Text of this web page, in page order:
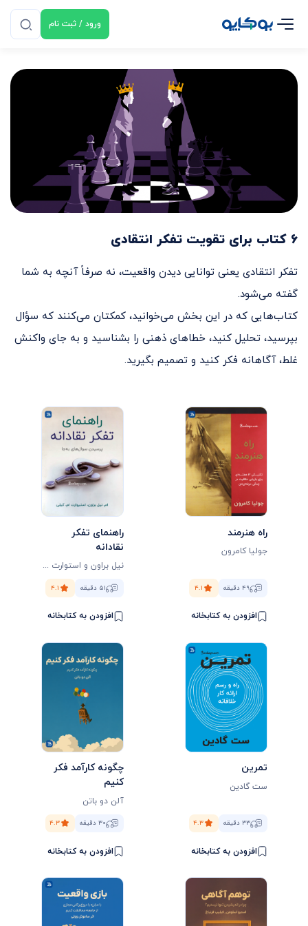
ورود / ثبت نام
۶ کتاب برای تقویت تفکر انتقادی
تفکر انتقادی یعنی توانایی دیدن واقعیت، نه صرفاً آنچه به شما
گفته می‌شود.
کتاب‌هایی که در این بخش می‌خوانید، کمکتان می‌کنند که سؤال
بپرسید، تحلیل کنید، خطاهای ذهنی را بشناسید و به جای واکنش
غلط، آگاهانه فکر کنید و تصمیم بگیرید.
راه هنرمند
جولیا کامرون
۴۹ دقیقه ۴.۱
افزودن به کتابخانه
راهنمای تفکر
نقادانه
نیل‌ براون و استوارت ام. کیلی
۵۱ دقیقه ۴.۱
افزودن به کتابخانه
تمرین
ست گادین
۳۳ دقیقه ۴.۳
افزودن به کتابخانه
چگونه کارآمد فکر
کنیم
آلن دو باتن
۳۰ دقیقه ۴.۳
افزودن به کتابخانه